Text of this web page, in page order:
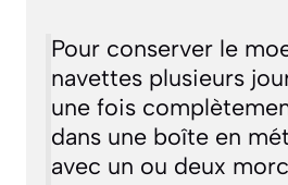
Pour conserver le
navettes plusieurs
une fois
dans une boîte en
avec un ou deux